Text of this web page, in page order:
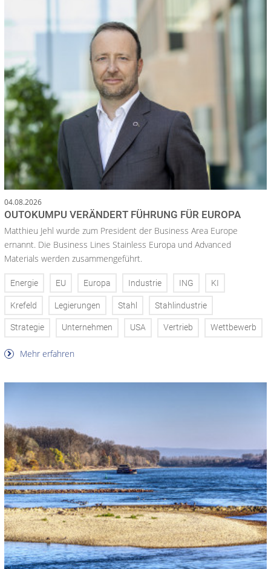
04.08.2026
OUTOKUMPU VERÄNDERT FÜHRUNG FÜR EUROPA
Matthieu Jehl wurde zum President der Business Area Europe
ernannt. Die Business Lines Stainless Europa und Advanced
Materials werden zusammengeführt.
Energie EU Europa Industrie ING KI
Krefeld Legierungen Stahl Stahlindustrie
Strategie Unternehmen USA Vertrieb Wettbewerb
Mehr erfahren